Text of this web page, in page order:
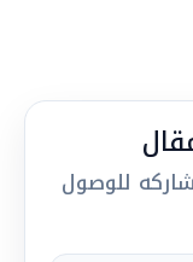
للوصول